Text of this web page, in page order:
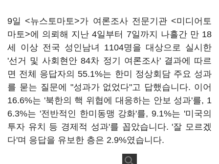
9일 <뉴스토마토>가 여론조사 전문기관 <미디어토
마토>에 의뢰해 지난 4일부터 7일까지 나흘간 만 18
세 이상 전국 성인남녀 1104명을 대상으로 실시한
'선거 및 사회현안 84차 정기 여론조사' 결과에 따르
면 전체 응답자의 55.1%는 한미 정상회담 주요 성과
를 묻는 질문에 "성과가 없었다"고 답했습니다. 이어
16.6%는 '북한의 핵 위협에 대응하는 안보 성과'를, 1
6.3%는 '전반적인 한미동맹 강화'를, 9.1%는 '미국의
투자 유치 등 경제적 성과'를 꼽았습니다. '잘 모르겠
다'며 응답을 유보한 층은 2.9%였습니다.